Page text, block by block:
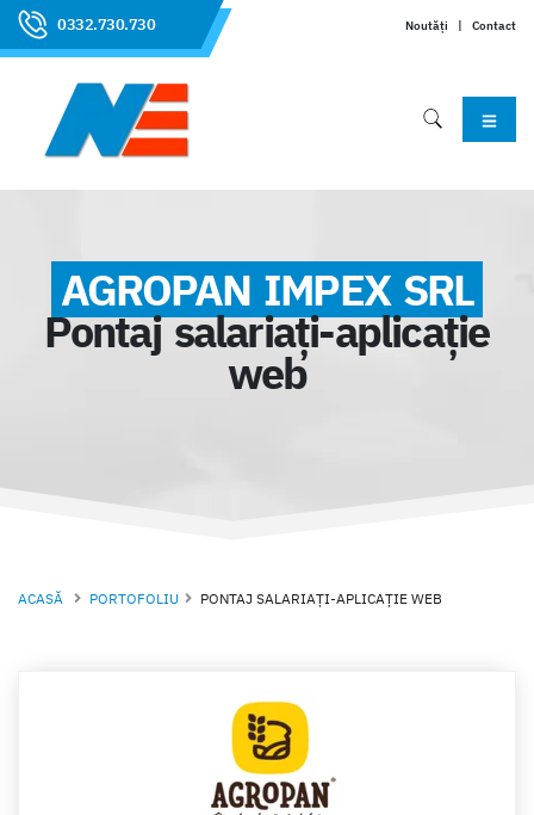
0332.730.730 Noutăți | Contact
AGROPAN IMPEX SRL
Pontaj salariați-aplicație
web
ACASĂ PORTOFOLIU PONTAJ SALARIAȚI-APLICAȚIE WEB